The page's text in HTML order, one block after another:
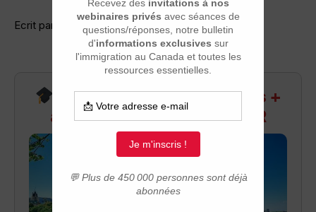
Ecrit par: Falkor 22-09 à 8:26
Recevez infos exclusives +
accès aux webinaires Q&R